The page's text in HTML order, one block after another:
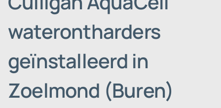
waterontharders
geïnstalleerd in
Zoelmond (Buren)